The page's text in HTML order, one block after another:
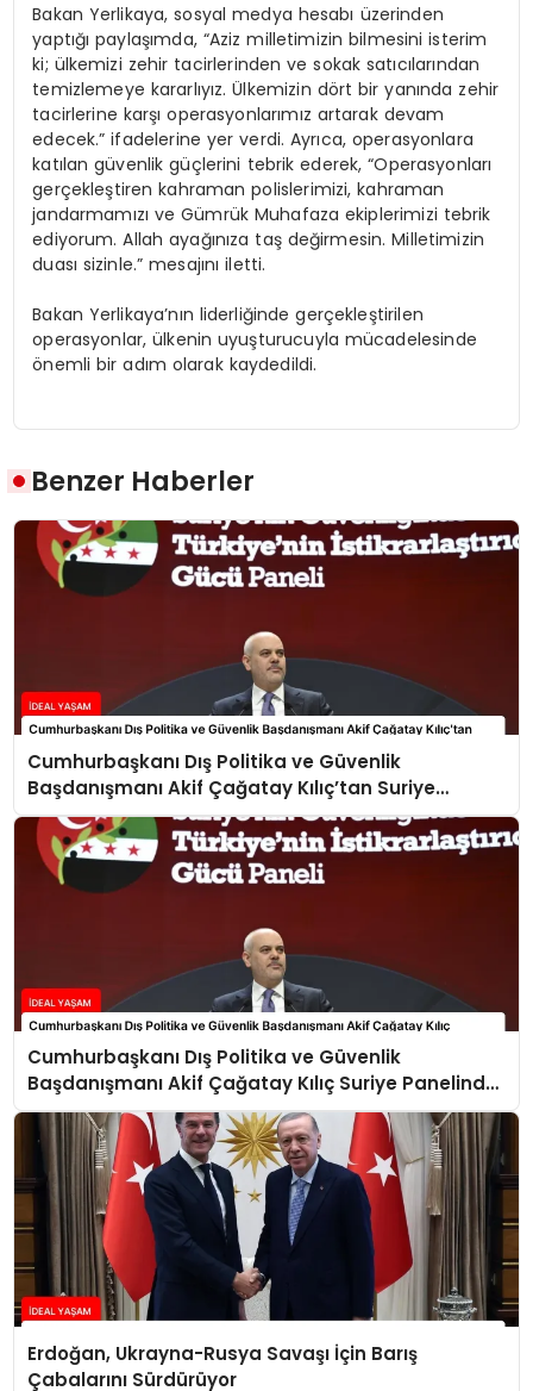
Bakan Yerlikaya, sosyal medya hesabı üzerinden
yaptığı paylaşımda, “Aziz milletimizin bilmesini isterim
ki; ülkemizi zehir tacirlerinden ve sokak satıcılarından
temizlemeye kararlıyız. Ülkemizin dört bir yanında zehir
tacirlerine karşı operasyonlarımız artarak devam
edecek.” ifadelerine yer verdi. Ayrıca, operasyonlara
katılan güvenlik güçlerini tebrik ederek, “Operasyonları
gerçekleştiren kahraman polislerimizi, kahraman
jandarmamızı ve Gümrük Muhafaza ekiplerimizi tebrik
ediyorum. Allah ayağınıza taş değirmesin. Milletimizin
duası sizinle.” mesajını iletti.
Bakan Yerlikaya’nın liderliğinde gerçekleştirilen
operasyonlar, ülkenin uyuşturucuyla mücadelesinde
önemli bir adım olarak kaydedildi.
Benzer Haberler
Cumhurbaşkanı Dış Politika ve Güvenlik
Başdanışmanı Akif Çağatay Kılıç’tan Suriye
Panelinde Önemli Açıklamalar
Cumhurbaşkanı Dış Politika ve Güvenlik
Başdanışmanı Akif Çağatay Kılıç Suriye Panelinde
Konuştu
Erdoğan, Ukrayna-Rusya Savaşı İçin Barış
Çabalarını Sürdürüyor